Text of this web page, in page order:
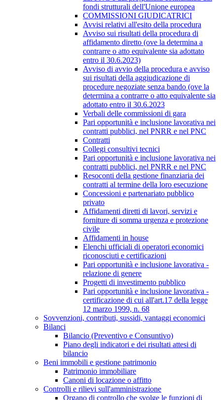
fondi strutturali dell'Unione europea
COMMISSIONI GIUDICATRICI
Avvisi relativi all'esito della procedura
Avviso sui risultati della procedura di
affidamento diretto (ove la determina a
contrarre o atto equivalente sia adottato
entro il 30.6.2023)
Avviso di avvio della procedura e avviso
sui risultati della aggiudicazione di
procedure negoziate senza bando (ove la
determina a contrarre o atto equivalente sia
adottato entro il 30.6.2023
Verbali delle commissioni di gara
Pari opportunità e inclusione lavorativa nei
contratti pubblici, nel PNRR e nel PNC
Contratti
Collegi consultivi tecnici
Pari opportunità e inclusione lavorativa nei
contratti pubblici, nel PNRR e nel PNC
Resoconti della gestione finanziaria dei
contratti al termine della loro esecuzione
Concessioni e partenariato pubblico
privato
Affidamenti diretti di lavori, servizi e
forniture di somma urgenza e protezione
civile
Affidamenti in house
Elenchi ufficiali di operatori economici
riconosciuti e certificazioni
Pari opportunità e inclusione lavorativa -
relazione di genere
Progetti di investimento pubblico
Pari opportunità e inclusione lavorativa -
certificazione di cui all'art.17 della legge
12 marzo 1999, n. 68
Sovvenzioni, contributi, sussidi, vantaggi economici
Bilanci
Bilancio (Preventivo e Consuntivo)
Piano degli indicatori e dei risultati attesi di
bilancio
Beni immobili e gestione patrimonio
Patrimonio immobiliare
Canoni di locazione o affitto
Controlli e rilievi sull'amministrazione
Organo di controllo che svolge le funzioni di